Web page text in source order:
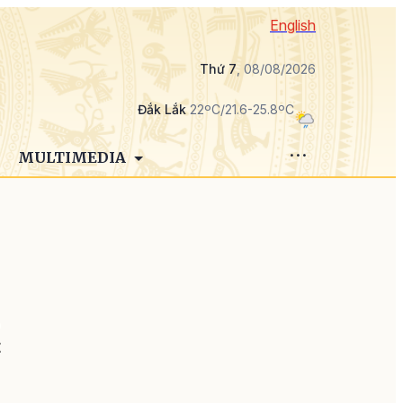
English
Thứ 7, 08/08/2026
Đắk Lắk22ºC/21.6-25.8ºC
MULTIMEDIA